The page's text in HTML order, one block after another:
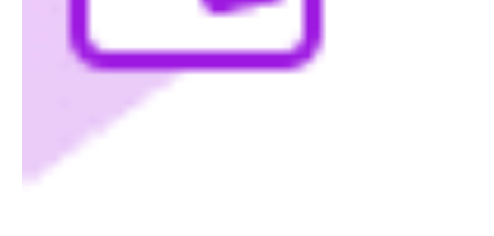
Lesen Sie unsere Datenschutzbestimmungen